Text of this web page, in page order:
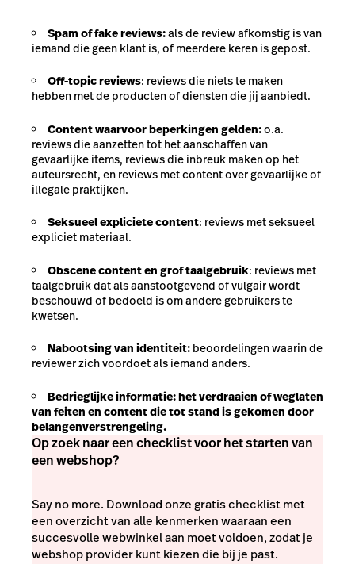
Spam of fake reviews:als de review afkomstig is van
iemand die geen klant is, of meerdere keren is gepost.
Off-topic reviews: reviews die niets te maken
hebben met de producten of diensten die jij aanbiedt.
Content waarvoor beperkingen gelden:o.a.
reviews die aanzetten tot het aanschaffen van
gevaarlijke items, reviews die inbreuk maken op het
auteursrecht, en reviews met content over gevaarlijke of
illegale praktijken.
Seksueel expliciete content: reviews met seksueel
expliciet materiaal.
Obscene content en grof taalgebruik: reviews met
taalgebruik dat als aanstootgevend of vulgair wordt
beschouwd of bedoeld is om andere gebruikers te
kwetsen.
Nabootsing van identiteit: beoordelingen waarin de
reviewer zich voordoet als iemand anders.
Bedrieglijke informatie: het verdraaien of weglaten
van feiten en content die tot stand is gekomen door
belangenverstrengeling.
Op zoek naar een checklist voor het starten van
een webshop?
Say no more. Download onze gratis checklist met
een overzicht van alle kenmerken waaraan een
succesvolle webwinkel aan moet voldoen, zodat je
webshop provider kunt kiezen die bij je past.